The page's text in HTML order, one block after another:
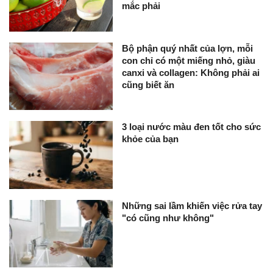
mắc phải
Bộ phận quý nhất của lợn, mỗi
con chỉ có một miếng nhỏ, giàu
canxi và collagen: Không phải ai
cũng biết ăn
3 loại nước màu đen tốt cho sức
khỏe của bạn
Những sai lầm khiến việc rửa tay
"có cũng như không"